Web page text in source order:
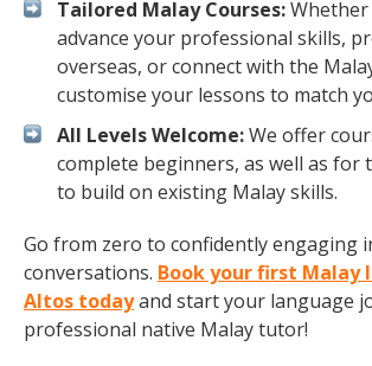
Tailored Malay Courses:
advance your professional skills,
overseas, or connect with the
customise your lessons to match
All Levels Welcome:We offer
complete beginners, as well as for
to build on existing Malay skills.
Go from zero to confidently engaging
conversations. Book your first Malay
Altos todayand start your language
professional native Malay tutor!